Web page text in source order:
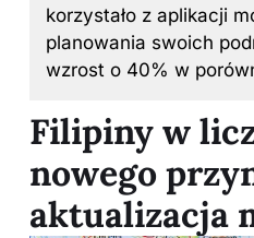
korzystało z aplikacji
planowania swoich
wzrost o 40% w
Filipiny w
nowego
aktualizacja